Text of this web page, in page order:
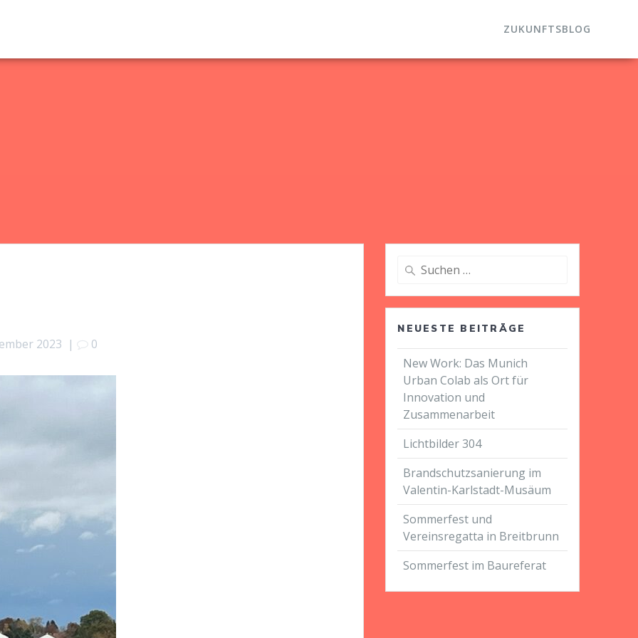
ZUKUNFTSBLOG
2023 | 0
Suche
nach:
NEUESTE BEITRÄGE
New Work: Das Munich
Urban Colab als Ort für
Innovation und
Zusammenarbeit
Lichtbilder 304
Brandschutzsanierung im
Valentin-Karlstadt-Musäum
Sommerfest und
Vereinsregatta in Breitbrunn
Sommerfest im Baureferat